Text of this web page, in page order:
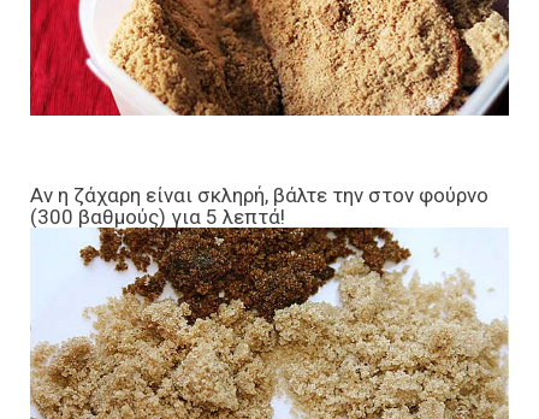
Αν η ζάχαρη είναι σκληρή, βάλτε την στον φούρνο
(300 βαθμούς) για 5 λεπτά!